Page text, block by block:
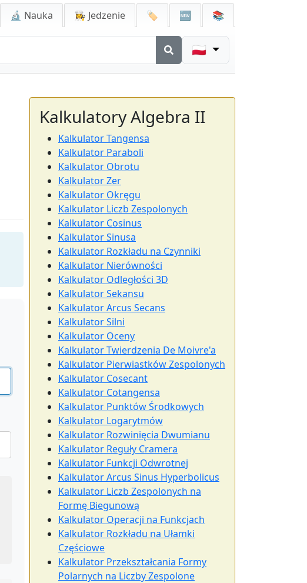
🔬 Nauka 👩‍🍳 Jedzenie 🏷️ 🆕 📚
🇵🇱
Kalkulatory Algebra II
Kalkulator Tangensa
Kalkulator Paraboli
Kalkulator Obrotu
Kalkulator Zer
Kalkulator Okręgu
Kalkulator Liczb Zespolonych
Kalkulator Cosinus
Kalkulator Sinusa
Kalkulator Rozkładu na Czynniki
Kalkulator Nierówności
Kalkulator Odległości 3D
Kalkulator Sekansu
Kalkulator Arcus Secans
Kalkulator Silni
Kalkulator Oceny
Kalkulator Twierdzenia De Moivre'a
Kalkulator Pierwiastków Zespolonych
Kalkulator Cosecant
Kalkulator Cotangensa
Kalkulator Punktów Środkowych
Kalkulator Logarytmów
Kalkulator Rozwinięcia Dwumianu
Kalkulator Reguły Cramera
Kalkulator Funkcji Odwrotnej
Kalkulator Arcus Sinus Hyperbolicus
Kalkulator Liczb Zespolonych na
Formę Biegunową
Kalkulator Operacji na Funkcjach
Kalkulator Rozkładu na Ułamki
Częściowe
Kalkulator Przekształcania Formy
Polarnych na Liczby Zespolone